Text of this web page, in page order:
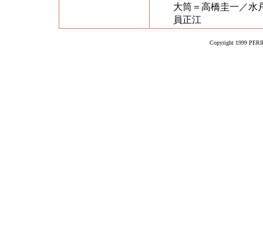
大筒＝高橋圭一／水
員正江
Copyright 1999